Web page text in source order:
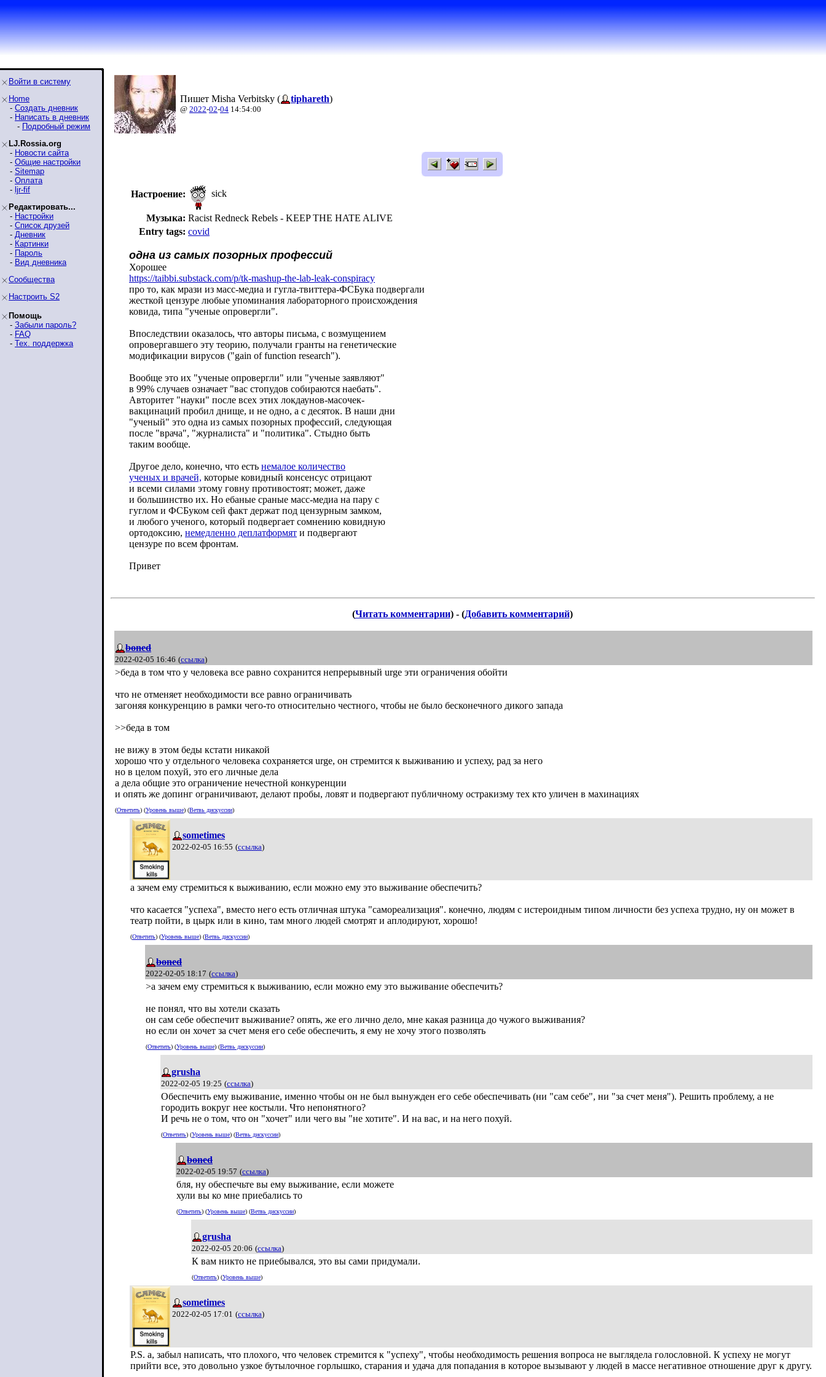
Войти в систему
Home
- Создать дневник
- Написать в дневник
- Подробный режим
LJ.Rossia.org
- Новости сайта
- Общие настройки
- Sitemap
- Оплата
- ljr-fif
Редактировать...
- Настройки
- Список друзей
- Дневник
- Картинки
- Пароль
- Вид дневника
Сообщества
Настроить S2
Помощь
- Забыли пароль?
- FAQ
- Тех. поддержка
Пишет Misha Verbitsky ( tiphareth)
@ 2022-02-04 14:54:00
Настроение: sick
Музыка: Racist Redneck Rebels - KEEP THE HATE ALIVE
Entry tags: covid
одна из самых позорных профессий
Хорошее
https://taibbi.substack.com/p/tk-mashup-the-lab-leak-conspiracy
про то, как мрази из масс-медиа и гугла-твиттера-ФСБука подвергали
жесткой цензуре любые упоминания лабораторного происхождения
ковида, типа "ученые опровергли".
Впоследствии оказалось, что авторы письма, с возмущением
опровергавшего эту теорию, получали гранты на генетические
модификации вирусов ("gain of function research").
Вообще это их "ученые опровергли" или "ученые заявляют"
в 99% случаев означает "вас стопудов собираются наебать".
Авторитет "науки" после всех этих локдаунов-масочек-
вакцинаций пробил днище, и не одно, а с десяток. В наши дни
"ученый" это одна из самых позорных профессий, следующая
после "врача", "журналиста" и "политика". Стыдно быть
таким вообще.
Другое дело, конечно, что есть немалое количество
ученых и врачей, которые ковидный консенсус отрицают
и всеми силами этому говну противостоят; может, даже
и большинство их. Но ебаные сраные масс-медиа на пару с
гуглом и ФСБуком сей факт держат под цензурным замком,
и любого ученого, который подвергает сомнению ковидную
ортодоксию, немедленно деплатформят и подвергают
цензуре по всем фронтам.
Привет
(Читать комментарии) - (Добавить комментарий)
boned
2022-02-05 16:46 (ссылка)
>беда в том что у человека все равно сохранится непрерывный urge эти ограничения обойти
что не отменяет необходимости все равно ограничивать
загоняя конкуренцию в рамки чего-то относительно честного, чтобы не было бесконечного дикого запада
>>беда в том
не вижу в этом беды кстати никакой
хорошо что у отдельного человека сохраняется urge, он стремится к выживанию и успеху, рад за него
но в целом похуй, это его личные дела
а дела общие это ограничение нечестной конкуренции
и опять же допинг ограничивают, делают пробы, ловят и подвергают публичному остракизму тех кто уличен в махинациях
(Ответить) (Уровень выше) (Ветвь дискуссии)
sometimes
2022-02-05 16:55 (ссылка)
а зачем ему стремиться к выживанию, если можно ему это выживание обеспечить?
что касается "успеха", вместо него есть отличная штука "самореализация". конечно, людям с истероидным типом личности без успеха трудно, ну он может в
театр пойти, в цырк или в кино, там много людей смотрят и аплодируют, хорошо!
(Ответить) (Уровень выше) (Ветвь дискуссии)
boned
2022-02-05 18:17 (ссылка)
>а зачем ему стремиться к выживанию, если можно ему это выживание обеспечить?
не понял, что вы хотели сказать
он сам себе обеспечит выживание? опять, же его лично дело, мне какая разница до чужого выживания?
но если он хочет за счет меня его себе обеспечить, я ему не хочу этого позволять
(Ответить) (Уровень выше) (Ветвь дискуссии)
grusha
2022-02-05 19:25 (ссылка)
Обеспечить ему выживание, именно чтобы он не был вынужден его себе обеспечивать (ни "сам себе", ни "за счет меня"). Решить проблему, а не
городить вокруг нее костыли. Что непонятного?
И речь не о том, что он "хочет" или чего вы "не хотите". И на вас, и на него похуй.
(Ответить) (Уровень выше) (Ветвь дискуссии)
boned
2022-02-05 19:57 (ссылка)
бля, ну обеспечьте вы ему выживание, если можете
хули вы ко мне приебались то
(Ответить) (Уровень выше) (Ветвь дискуссии)
grusha
2022-02-05 20:06 (ссылка)
К вам никто не приебывался, это вы сами придумали.
(Ответить) (Уровень выше)
sometimes
2022-02-05 17:01 (ссылка)
P.S. а, забыл написать, что плохого, что человек стремится к "успеху", чтобы необходимость решения вопроса не выглядела голословной. К успеху не могут
прийти все, это довольно узкое бутылочное горлышко, старания и удача для попадания в которое вызывают у людей в массе негативное отношение друг к другу.